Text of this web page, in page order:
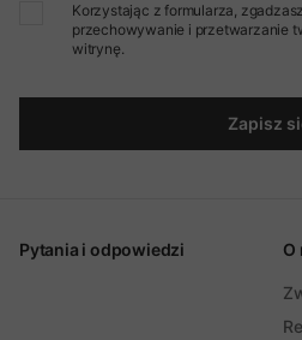
Korzystając z formularza,
przechowywanie i przetwarzanie
witrynę.
Zapisz
Pytania i odpowiedzi O